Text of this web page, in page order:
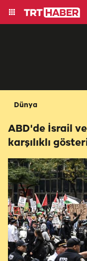
Dünya
ABD'de İsrail
karşılıklı